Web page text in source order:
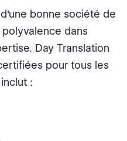
bonne société de
dans
Day Translation
pour tous les
: